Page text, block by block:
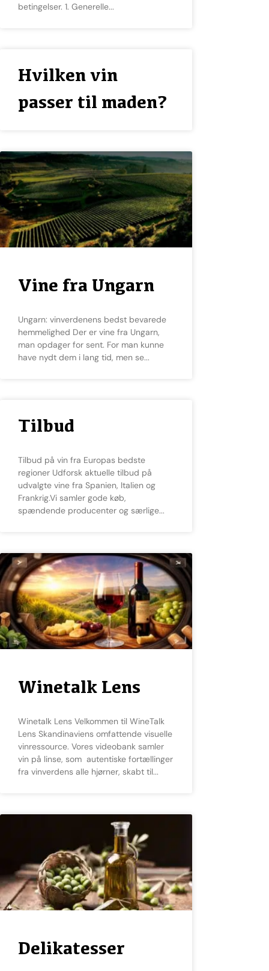
betingelser. 1. Generelle
Hvilken vin
passer til maden?
Vine fra Ungarn
Ungarn: vinverdenens bedst bevarede
hemmelighed Der er vine fra Ungarn,
man opdager for sent. For man kunne
have nydt dem i lang tid, men se
Tilbud
Tilbud på vin fra Europas bedste
regioner Udforsk aktuelle tilbud på
udvalgte vine fra Spanien, Italien og
Frankrig.Vi samler gode køb,
spændende producenter og særlige
Winetalk Lens
Winetalk Lens Velkommen til WineTalk
Lens Skandinaviens omfattende visuelle
vinressource. Vores videobank samler
vin på linse, som autentiske fortællinger
fra vinverdens alle hjørner, skabt til
Delikatesser